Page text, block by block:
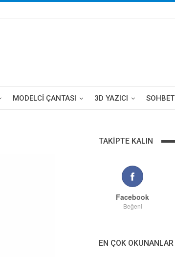
MODELCI ÇANTASI 3D YAZICI SOHBET
TAKIPTE KALIN
Facebook
Beğeni
EN ÇOK OKUNANLAR